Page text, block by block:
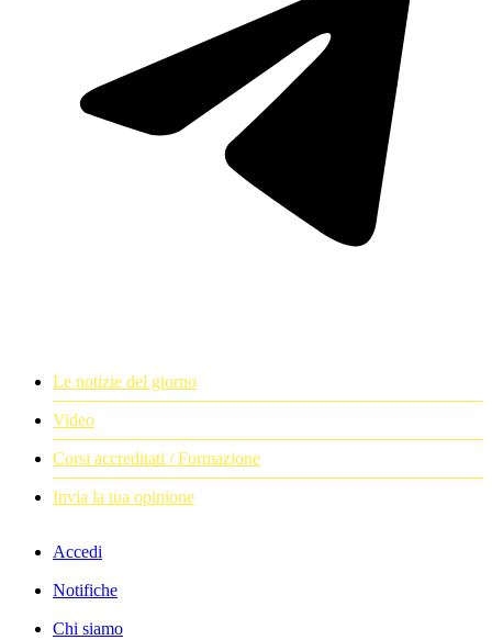
Le notizie del giorno
Video
Corsi accreditati / Formazione
Invia la tua opinione
Accedi
Notifiche
Chi siamo